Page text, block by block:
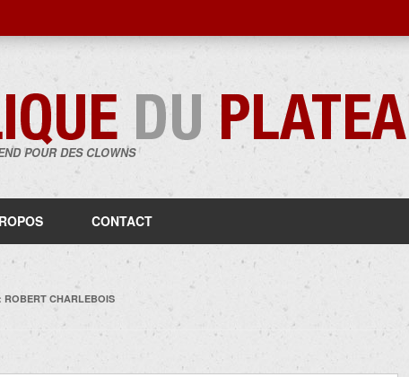
POUR DES CLOWNS
au
CONTACT
ROBERT CHARLEBOIS